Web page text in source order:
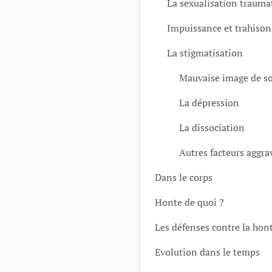
La sexualisation
Impuissance et trahison
La stigmatisation
Mauvaise image de
La dépression
La dissociation
Autres facteurs
Dans le corps
Honte de quoi ?
Les défenses contre la
Evolution dans le temps